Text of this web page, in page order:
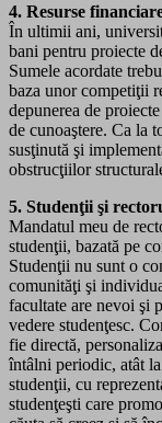
4. Resurse
În ultimii ani,
bani pentru proiecte
Sumele acordate
baza unor competiţii
depunerea de
de cunoaştere. Ca la
susţinută şi
obstrucţiilor
5. Studenţii şi
Mandatul meu de
studenţii, bazată pe
Studenţii nu sunt o
comunităţi şi
facultate are nevoi şi
vedere studenţesc.
fie directă,
întâlni periodic, atât
studenţii, cu
studenţeşti care